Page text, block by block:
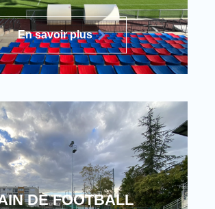
En savoir plus
DE FOOTBALL